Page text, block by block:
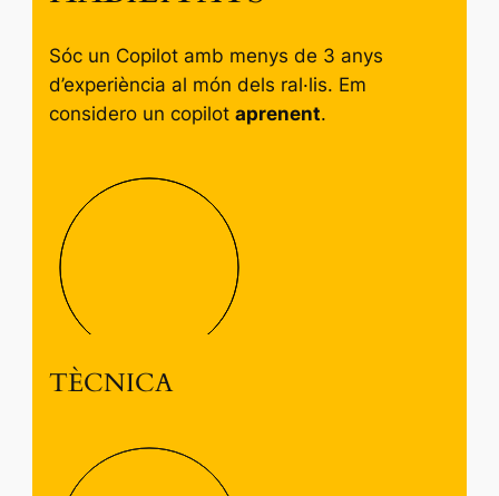
Sóc un Copilot amb menys de 3 anys
d’experiència al món dels ral·lis. Em
considero un copilot aprenent.
TÈCNICA